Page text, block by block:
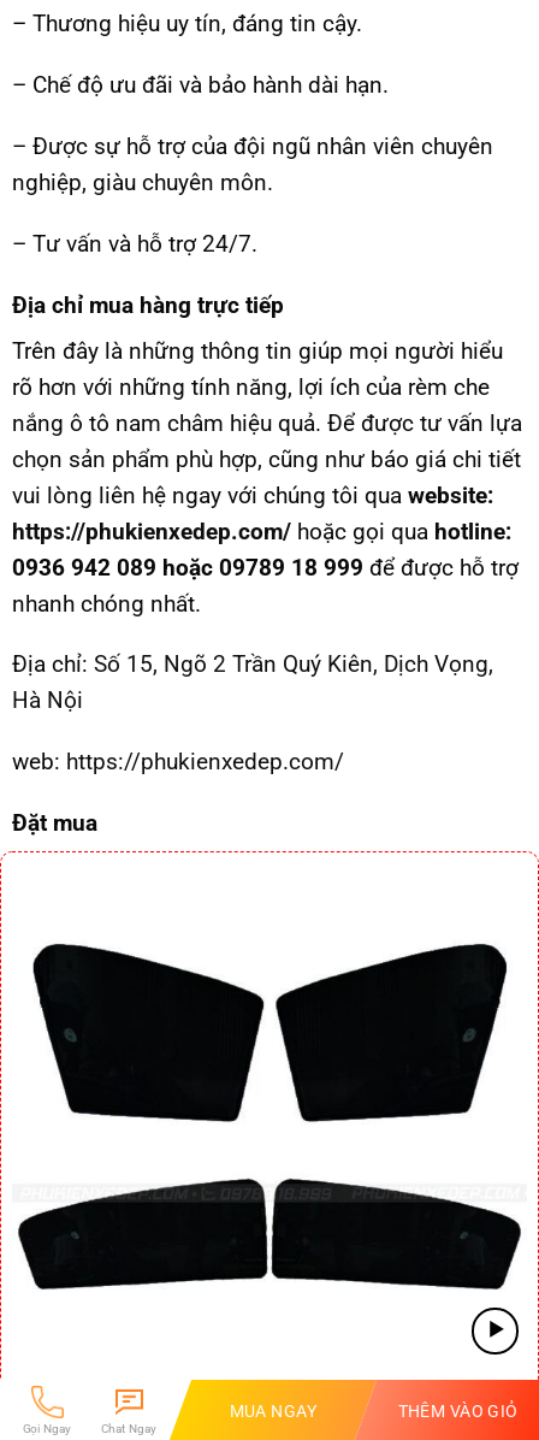
– Thương hiệu uy tín, đáng tin cậy.
– Chế độ ưu đãi và bảo hành dài hạn.
– Được sự hỗ trợ của đội ngũ nhân viên chuyên
nghiệp, giàu chuyên môn.
– Tư vấn và hỗ trợ 24/7.
Địa chỉ mua hàng trực tiếp
Trên đây là những thông tin giúp mọi người hiểu
rõ hơn với những tính năng, lợi ích của rèm che
nắng ô tô nam châm hiệu quả. Để được tư vấn lựa
chọn sản phẩm phù hợp, cũng như báo giá chi tiết
vui lòng liên hệ ngay với chúng tôi qua website:
https://phukienxedep.com/hoặc gọi qua hotline:
0936 942 089 hoặc 09789 18 999 để được hỗ trợ
nhanh chóng nhất.
Địa chỉ: Số 15, Ngõ 2 Trần Quý Kiên, Dịch Vọng,
Hà Nội
web: https://phukienxedep.com/
Đặt mua
RÈM CHE NẮNG Ô TÔ NAM CHÂM PEUGEOT 508
Gọi Ngay Chat Ngay
MUA NGAY THÊM VÀO GIỎ